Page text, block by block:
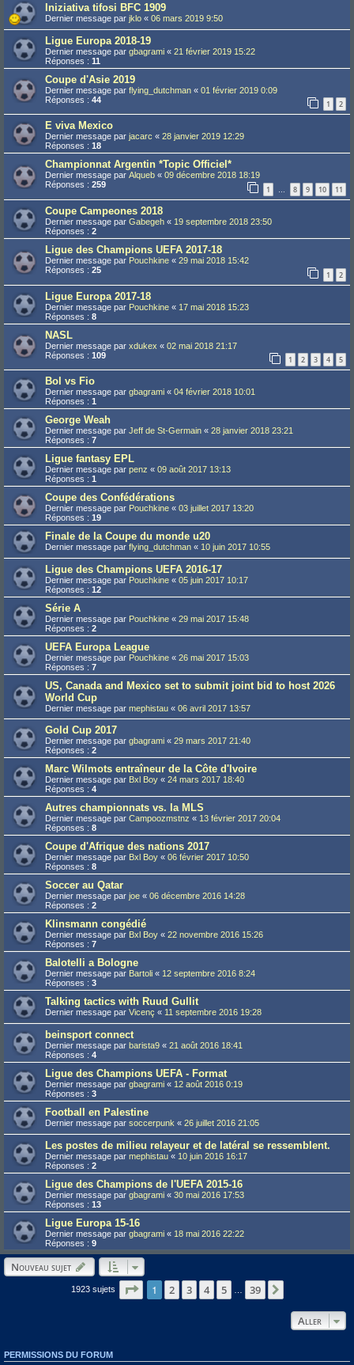
Iniziativa tifosi BFC 1909
Dernier message par jklo « 06 mars 2019 9:50
Ligue Europa 2018-19
Dernier message par gbagrami « 21 février 2019 15:22
Réponses : 11
Coupe d'Asie 2019
Dernier message par flying_dutchman « 01 février 2019 0:09
Réponses : 44 1 2
E viva Mexico
Dernier message par jacarc « 28 janvier 2019 12:29
Réponses : 18
Championnat Argentin *Topic Officiel*
Dernier message par Alqueb « 09 décembre 2018 18:19
Réponses : 259 1 … 8 9 10 11
Coupe Campeones 2018
Dernier message par Gabegeh « 19 septembre 2018 23:50
Réponses : 2
Ligue des Champions UEFA 2017-18
Dernier message par Pouchkine « 29 mai 2018 15:42
Réponses : 25 1 2
Ligue Europa 2017-18
Dernier message par Pouchkine « 17 mai 2018 15:23
Réponses : 8
NASL
Dernier message par xdukex « 02 mai 2018 21:17
Réponses : 109 1 2 3 4 5
Bol vs Fio
Dernier message par gbagrami « 04 février 2018 10:01
Réponses : 1
George Weah
Dernier message par Jeff de St-Germain « 28 janvier 2018 23:21
Réponses : 7
Ligue fantasy EPL
Dernier message par penz « 09 août 2017 13:13
Réponses : 1
Coupe des Confédérations
Dernier message par Pouchkine « 03 juillet 2017 13:20
Réponses : 19
Finale de la Coupe du monde u20
Dernier message par flying_dutchman « 10 juin 2017 10:55
Ligue des Champions UEFA 2016-17
Dernier message par Pouchkine « 05 juin 2017 10:17
Réponses : 12
Série A
Dernier message par Pouchkine « 29 mai 2017 15:48
Réponses : 2
UEFA Europa League
Dernier message par Pouchkine « 26 mai 2017 15:03
Réponses : 7
US, Canada and Mexico set to submit joint bid to host 2026
World Cup
Dernier message par mephistau « 06 avril 2017 13:57
Gold Cup 2017
Dernier message par gbagrami « 29 mars 2017 21:40
Réponses : 2
Marc Wilmots entraîneur de la Côte d'Ivoire
Dernier message par Bxl Boy « 24 mars 2017 18:40
Réponses : 4
Autres championnats vs. la MLS
Dernier message par Campoozmstnz « 13 février 2017 20:04
Réponses : 8
Coupe d'Afrique des nations 2017
Dernier message par Bxl Boy « 06 février 2017 10:50
Réponses : 8
Soccer au Qatar
Dernier message par joe « 06 décembre 2016 14:28
Réponses : 2
Klinsmann congédié
Dernier message par Bxl Boy « 22 novembre 2016 15:26
Réponses : 7
Balotelli a Bologne
Dernier message par Bartoli « 12 septembre 2016 8:24
Réponses : 3
Talking tactics with Ruud Gullit
Dernier message par Vicenç « 11 septembre 2016 19:28
beinsport connect
Dernier message par barista9 « 21 août 2016 18:41
Réponses : 4
Ligue des Champions UEFA - Format
Dernier message par gbagrami « 12 août 2016 0:19
Réponses : 3
Football en Palestine
Dernier message par soccerpunk « 26 juillet 2016 21:05
Les postes de milieu relayeur et de latéral se ressemblent.
Dernier message par mephistau « 10 juin 2016 16:17
Réponses : 2
Ligue des Champions de l'UEFA 2015-16
Dernier message par gbagrami « 30 mai 2016 17:53
Réponses : 13
Ligue Europa 15-16
Dernier message par gbagrami « 18 mai 2016 22:22
Réponses : 9
Nouveau sujet
1923 sujets Page sur 39
1 2 3 4 5 39
Aller
PERMISSIONS DU FORUM